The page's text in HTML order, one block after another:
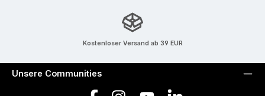
Kostenloser Versand ab 39 EUR
Unsere Communities